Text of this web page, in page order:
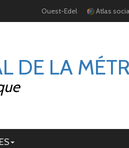
Ouest-Edel Atlas
DE LA